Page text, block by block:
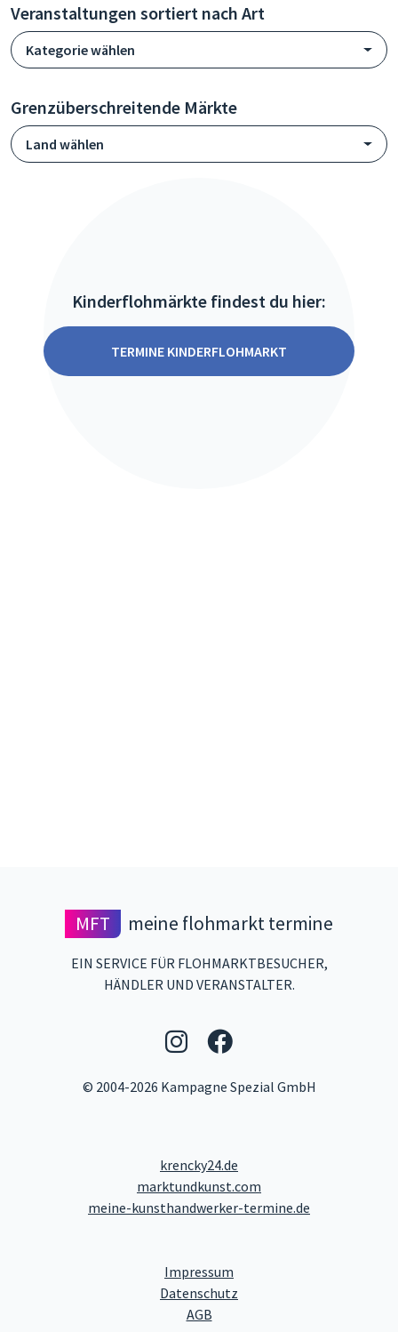
Veranstaltungen sortiert nach Art
Kategorie wählen
Grenzüberschreitende Märkte
Land wählen
Kinderflohmärkte findest du hier:
TERMINE KINDERFLOHMARKT
MFT meine flohmarkt termine
EIN SERVICE FÜR FLOHMARKTBESUCHER,
HÄNDLER UND VERANSTALTER.
Folgen Sie uns auf
Folgen Sie uns
© 2004-2026 Kampagne Spezial GmbH
krencky24.de
marktundkunst.com
meine-kunsthandwerker-termine.de
Impressum
Datenschutz
AGB- Link zu den Allgemeinen